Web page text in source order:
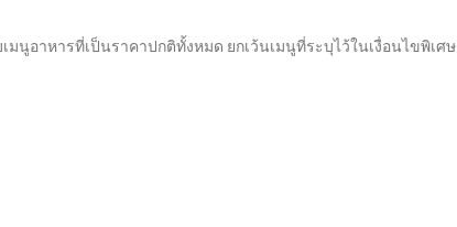
นูอาหารที่เป็นราคาปกติทั้งหมด ยกเว้นเมนูที่ระบุไว้ในเงื่อนไขพิเศษ